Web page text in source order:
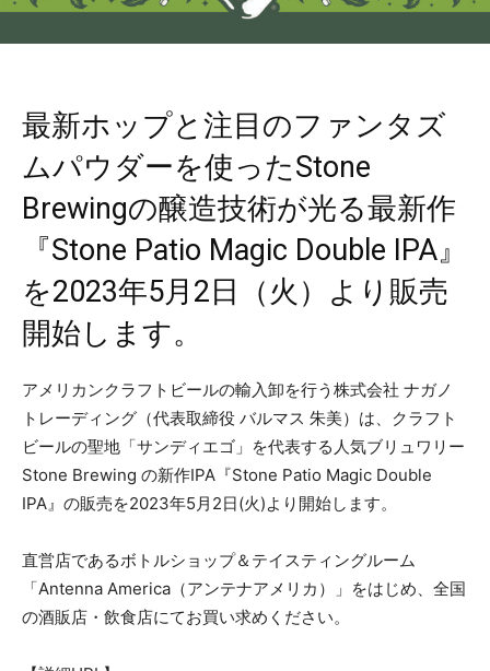
最新ホップと注目のファンタズ
ムパウダーを使ったStone
Brewingの醸造技術が光る最新作
『Stone Patio Magic Double IPA』
を2023年5月2日（火）より販売
開始します。
アメリカンクラフトビールの輸⼊卸を⾏う株式会社 ナガノ
トレーディング（代表取締役 バルマス 朱美）は、クラフト
ビールの聖地「サンディエゴ」を代表する人気ブリュワリー
Stone Brewing の新作IPA『Stone Patio Magic Double
IPA』の販売を2023年5⽉2⽇(火)より開始します。
直営店であるボトルショップ＆テイスティングルーム
「Antenna America（アンテナアメリカ）」をはじめ、全国
の酒販店・飲⾷店にてお買い求めください。